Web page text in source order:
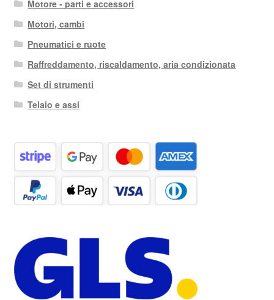
Motore - parti e accessori
Motori, cambi
Pneumatici e ruote
Raffreddamento, riscaldamento, aria condizionata
Set di strumenti
Telaio e assi